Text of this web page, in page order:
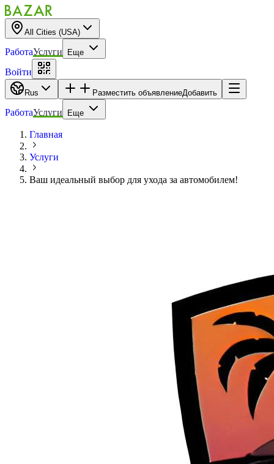
All Cities (USA)
РаботаУслуги Еще
Войти
Rus Разместить объявлениеДобавить
РаботаУслуги Еще
Главная
Услуги
Ваш идеальный выбор для ухода за автомобилем!